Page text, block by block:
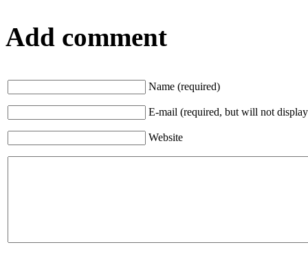
Add comment
Name (required)
E-mail (required, but will not
Website